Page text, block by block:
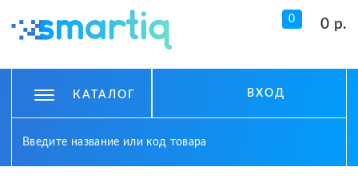
0 0 р.
КАТАЛОГ ВХОД